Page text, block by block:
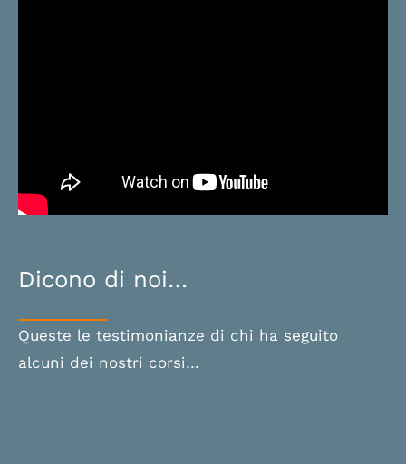
Dicono di noi…
Queste le testimonianze di chi ha seguito
alcuni dei nostri corsi…